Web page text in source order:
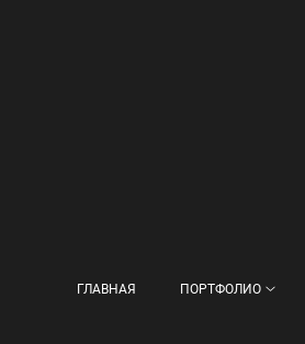
ГЛАВНАЯ ПОРТФОЛИО